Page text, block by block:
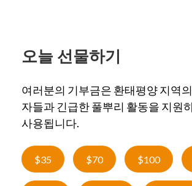
오늘 선물하기
여러분의 기부금은 환태평양 지역
자들과 긴급한 풀뿌리 활동을 지원
사용됩니다.
$35 $70 $100